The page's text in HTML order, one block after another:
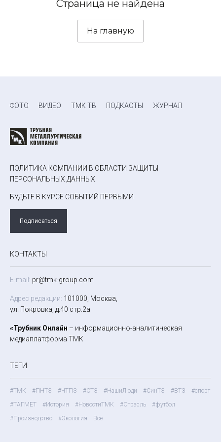
Страница не найдена
На главную
ФОТО ВИДЕО ТМК ТВ ПОДКАСТЫ ЖУРНАЛ
ПОЛИТИКА КОМПАНИИ В ОБЛАСТИ ЗАЩИТЫ
ПЕРСОНАЛЬНЫХ ДАННЫХ
БУДЬТЕ В КУРСЕ СОБЫТИЙ ПЕРВЫМИ
Подписаться
КОНТАКТЫ
E-mail: pr@tmk-group.com
Адрес редакции: 101000, Москва,
ул. Покровка, д.40 стр.2а
«Трубник Онлайн – информационно-аналитическая
медиаплатформа ТМК
ТЕГИ
#ТМК #ПНТЗ #ЧТПЗ #СТЗ #НашиЛюди #СинТЗ #ВТЗ
#спорт
#ТАГМЕТ
#История #НовостиТМК #Отрасль
#футбол
#Производство
#Экология Все